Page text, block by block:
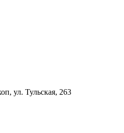
ул. Тульская, 263